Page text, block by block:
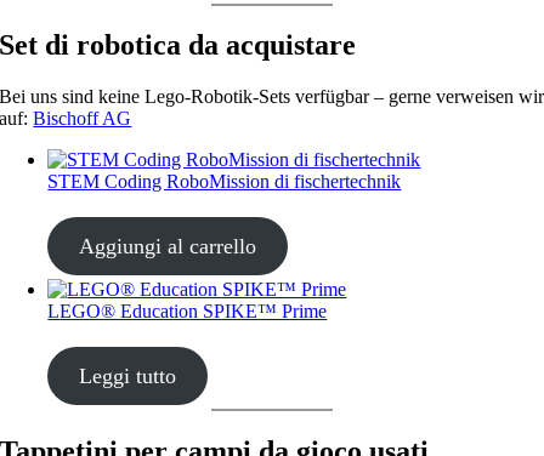
Set di robotica da acquistare
Bei uns sind keine Lego-Robotik-Sets verfügbar – gerne verweisen wir
auf:Bischoff AG
STEM Coding RoboMission di fischertechnik
CHF499.00
Aggiungi al carrello
LEGO® Education SPIKE™ Prime
CHF435.00
Leggi tutto